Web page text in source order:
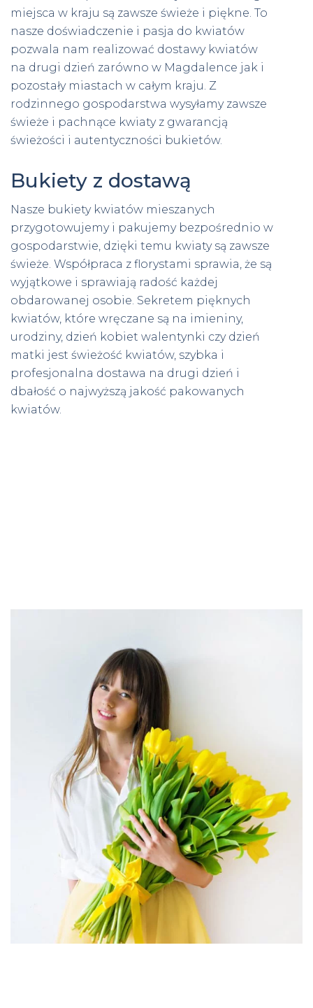
miejsca w kraju są zawsze świeże i piękne. To
nasze doświadczenie i pasja do kwiatów
pozwala nam realizować dostawy kwiatów
na drugi dzień zarówno w Magdalence jak i
pozostały miastach w całym kraju. Z
rodzinnego gospodarstwa wysyłamy zawsze
świeże i pachnące kwiaty z gwarancją
świeżości i autentyczności bukietów.
Bukiety z dostawą
Nasze bukiety kwiatów mieszanych
przygotowujemy i pakujemy bezpośrednio w
gospodarstwie, dzięki temu kwiaty są zawsze
świeże. Współpraca z florystami sprawia, że są
wyjątkowe i sprawiają radość każdej
obdarowanej osobie. Sekretem pięknych
kwiatów, które wręczane są na imieniny,
urodziny, dzień kobiet walentynki czy dzień
matki jest świeżość kwiatów, szybka i
profesjonalna dostawa na drugi dzień i
dbałość o najwyższą jakość pakowanych
kwiatów.